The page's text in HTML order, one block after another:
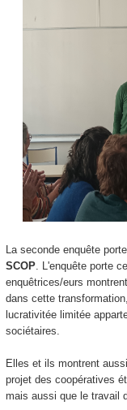
La seconde enquête
SCOP. L'enquête porte
enquêtrices/eurs
dans cette
lucrativitée limitée
sociétaires.
Elles et ils montrent
projet des coopératives
mais aussi que le travail